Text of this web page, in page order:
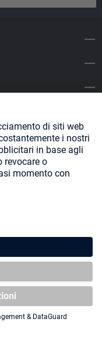
indicato.